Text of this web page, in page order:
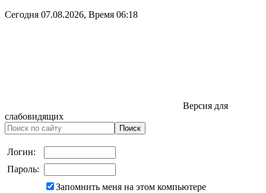
Сегодня 07.08.2026, Время 06:18
Версия для
слабовидящих
Логин:
Пароль:
Запомнить меня на этом компьютере